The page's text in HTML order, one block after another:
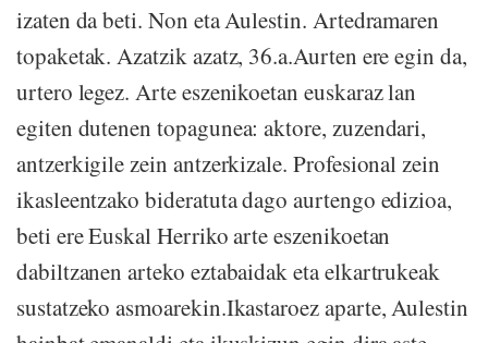
izaten da beti. Non eta Aulestin. Artedramaren
topaketak. Azatzik azatz, 36.a.Aurten ere egin da,
urtero legez. Arte eszenikoetan euskaraz lan
egiten dutenen topagunea: aktore, zuzendari,
antzerkigile zein antzerkizale. Profesional zein
ikasleentzako bideratuta dago aurtengo edizioa,
beti ere Euskal Herriko arte eszenikoetan
dabiltzanen arteko eztabaidak eta elkartrukeak
sustatzeko asmoarekin.Ikastaroez aparte, Aulestin